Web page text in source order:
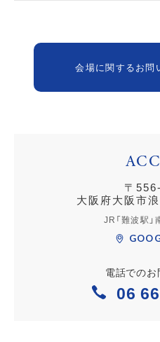
会場に関するお問
〒
大阪府大阪市
JR「難波駅
電話での
06